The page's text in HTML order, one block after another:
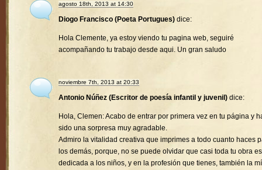
agosto 18th, 2013 at 14:30
Diogo Francisco (Poeta Portugues) dice:
Hola Clemente, ya estoy viendo tu pagina web, seguiré
acompañando tu trabajo desde aqui. Un gran saludo
noviembre 7th, 2013 at 20:33
Antonio Núñez (Escritor de poesía infantil y juvenil) dice:
Hola, Clemen: Acabo de entrar por primera vez en tu página y
sido una sorpresa muy agradable.
Admiro la vitalidad creativa que imprimes a todo cuanto haces
los demás, porque, no se puede olvidar que casi toda tu obra
dedicada a los niños, y en la profesión que tienes, también la